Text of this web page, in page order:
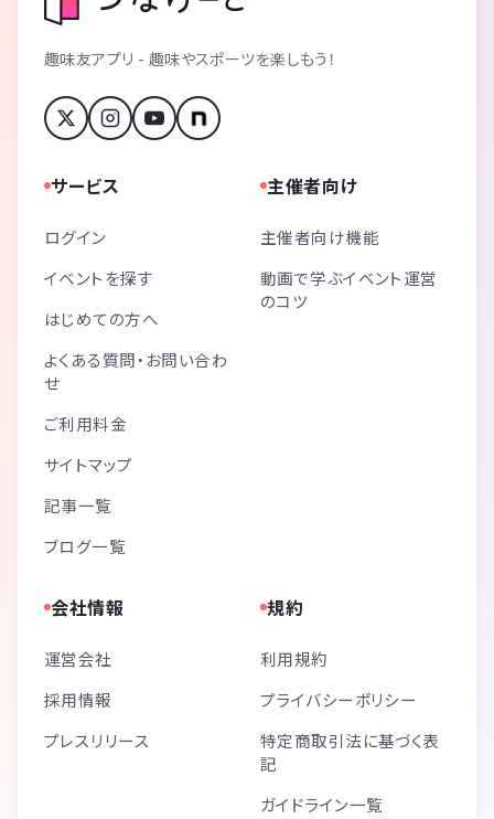
趣味友アプリ - 趣味やスポーツを楽しもう！
サービス
ログイン
イベントを探す
はじめての方へ
よくある質問・お問い合わ
せ
ご利用料金
サイトマップ
記事一覧
ブログ一覧
主催者向け
主催者向け機能
動画で学ぶイベント運営
のコツ
会社情報
運営会社
採用情報
プレスリリース
規約
利用規約
プライバシーポリシー
特定商取引法に基づく表
記
ガイドライン一覧